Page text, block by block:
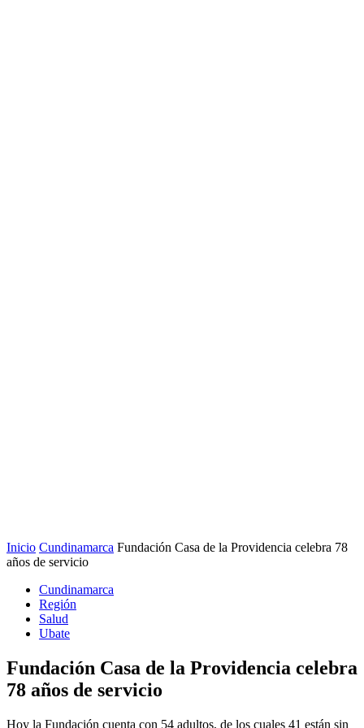
Inicio Cundinamarca Fundación Casa de la Providencia celebra 78
años de servicio
Cundinamarca
Región
Salud
Ubate
Fundación Casa de la Providencia celebra
78 años de servicio
Hoy la Fundación cuenta con 54 adultos, de los cuales 41 están sin